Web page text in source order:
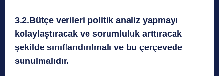
3.2.Bütçe verileri politik analiz yapmayı
kolaylaştıracak ve sorumluluk arttıracak
şekilde sınıflandırılmalı ve bu çerçevede
sunulmalıdır.